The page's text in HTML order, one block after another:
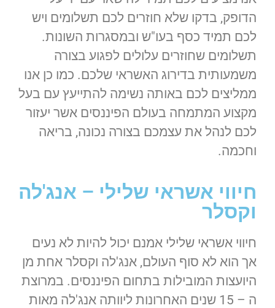
הדופק, בדקו שלא חוזרים לכם תשלומים ויש
לכם תמיד כסף בעו"ש ובמסגרות השונות.
תשלומים שחוזרים עלולים לפגוע בצורה
משמעותית בדירוג האשראי שלכם. כמו כן אנו
ממליצים לכם באותה נשימה להתייעץ עם בעל
מקצוע המתמחה בעולם הפיננסים אשר יעזור
לכם לנהל את עצמכם בצורה נכונה, בריאה
וחכמה.
חיווי אשראי שלילי – אנג'לה
וקסלר
חיווי אשראי שלילי אמנם יכול להיות לא נעים
אך הוא לא סוף העולם, אנג'לה וקסלר אחת מן
היועצות המובילות בתחום הפיננסים. במרוצת
ה – 15 שנים האחרונות ליוותה אנג'לה מאות